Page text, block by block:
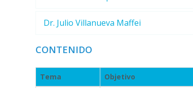
Dr. Julio Villanueva Maffei
CONTENIDO
Tema Objetivo